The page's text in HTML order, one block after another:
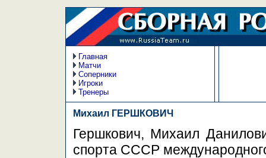
Главная
Матчи
Соперники
Игроки
Тренеры
Михаил ГЕРШКОВИЧ
Гершкович, Михаил
спорта СССР